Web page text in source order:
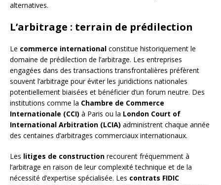
alternatives.
L’arbitrage : terrain de prédilection
Le commerce international constitue historiquement le
domaine de prédilection de l’arbitrage. Les entreprises
engagées dans des transactions transfrontalières préfèrent
souvent l’arbitrage pour éviter les juridictions nationales
potentiellement biaisées et bénéficier d’un forum neutre. Des
institutions comme la Chambre de Commerce
Internationale (CCI) à Paris ou la London Court of
International Arbitration (LCIA) administrent chaque année
des centaines d’arbitrages commerciaux internationaux.
Les litiges de construction recourent fréquemment à
l’arbitrage en raison de leur complexité technique et de la
nécessité d’expertise spécialisée. Les contrats FIDIC